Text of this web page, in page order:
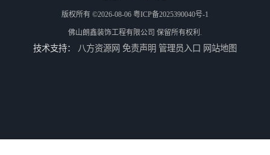
版权所有 ©2026-08-06 粤ICP备2025390040号-1
佛山朗鑫装饰工程有限公司 保留所有权利.
技术支持： 八方资源网 免责声明 管理员入口 网站地图